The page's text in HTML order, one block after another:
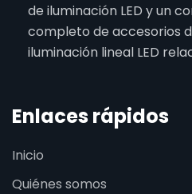
de iluminación LED y un
completo de accesorios
iluminación lineal LED
Enlaces rápidos
Inicio
Quiénes somos